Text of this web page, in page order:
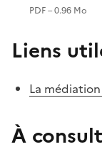
PDF – 0.96 Mo
Liens
La médiation
À